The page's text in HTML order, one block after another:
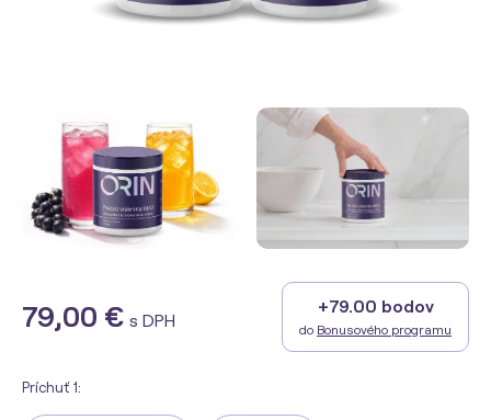
79,00 € s DPH
+79.00 bodov
do Bonusového programu
Príchuť 1: